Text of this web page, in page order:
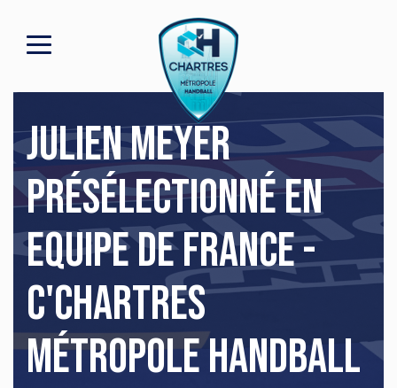
Julien Meyer
présélectionné en
Equipe de France -
C'Chartres
Métropole Handball